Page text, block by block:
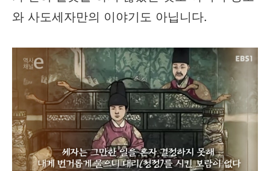
와 사도세자만의 이야기도 아닙니다.